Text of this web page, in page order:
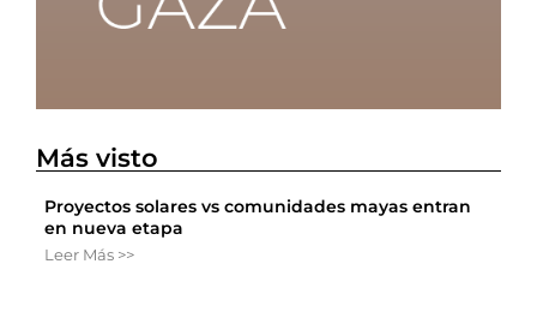
Más visto
Proyectos solares vs comunidades mayas entran
en nueva etapa
Leer Más >>